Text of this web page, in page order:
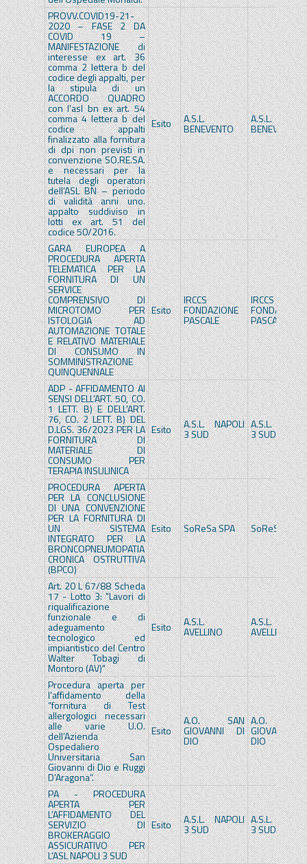
PROVV.COVID19-21-
2020 – FASE 2 DA
COVID 19 –
MANIFESTAZIONE di
interesse ex art. 36
comma 2 lettera b del
codice degli appalti, per
la stipula di un
ACCORDO QUADRO
con l’asl bn ex art. 54
comma 4 lettera b del
codice appalti
finalizzato alla fornitura
di dpi non previsti in
convenzione SO.RE.SA.
e necessari per la
tutela degli operatori
dell’ASL BN – periodo
di validità anni uno.
appalto suddiviso in
lotti ex art. 51 del
codice 50/2016.
Esito A.S.L.
BENEVENTO
A.S.L.
BENEVENTO
GARA EUROPEA A
PROCEDURA APERTA
TELEMATICA PER LA
FORNITURA DI UN
SERVICE
COMPRENSIVO DI
MICROTOMO PER
ISTOLOGIA AD
AUTOMAZIONE TOTALE
E RELATIVO MATERIALE
DI CONSUMO IN
SOMMINISTRAZIONE
QUINQUENNALE
Esito
IRCCS
FONDAZIONE
PASCALE
IRCCS
FONDAZIONE
PASCALE
ADP - AFFIDAMENTO AI
SENSI DELL’ART. 50, CO.
1 LETT. B) E DELL'ART.
76, CO. 2 LETT. B) DEL
D.LGS. 36/2023 PER LA
FORNITURA DI
MATERIALE DI
CONSUMO PER
TERAPIA INSULINICA
Esito A.S.L. NAPOLI
3 SUD
A.S.L. NAPOLI
3 SUD
PROCEDURA APERTA
PER LA CONCLUSIONE
DI UNA CONVENZIONE
PER LA FORNITURA DI
UN SISTEMA
INTEGRATO PER LA
BRONCOPNEUMOPATIA
CRONICA OSTRUTTIVA
(BPCO)
Esito SoReSa SPA SoReSa SPA
Art. 20 L 67/88 Scheda
17 - Lotto 3: "Lavori di
riqualificazione
funzionale e di
adeguamento
tecnologico ed
impiantistico del Centro
Walter Tobagi di
Montoro (AV)"
Esito A.S.L.
AVELLINO
A.S.L.
AVELLINO
Procedura aperta per
l’affidamento della
“fornitura di Test
allergologici necessari
alle varie U.O.
dell’Azienda
Ospedaliero
Universitaria San
Giovanni di Dio e Ruggi
D’Aragona”.
Esito
A.O. SAN
GIOVANNI DI
DIO
A.O. SAN
GIOVANNI DI
DIO
PA - PROCEDURA
APERTA PER
L’AFFIDAMENTO DEL
SERVIZIO DI
BROKERAGGIO
ASSICURATIVO PER
L’ASL NAPOLI 3 SUD
Esito A.S.L. NAPOLI
3 SUD
A.S.L. NAPOLI
3 SUD